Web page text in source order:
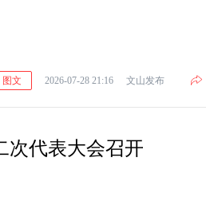
图文 2026-07-28 21:16 文山发布
次代表大会召开